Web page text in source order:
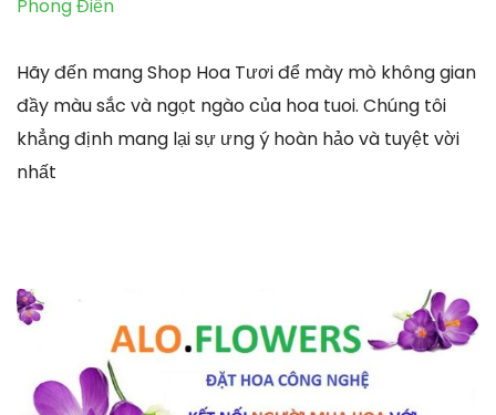
Phong Điền
Hãy đến mang Shop Hoa Tươi để mày mò không gian
đầy màu sắc và ngọt ngào của hoa tuoi. Chúng tôi
khẳng định mang lại sự ưng ý hoàn hảo và tuyệt vời
nhất